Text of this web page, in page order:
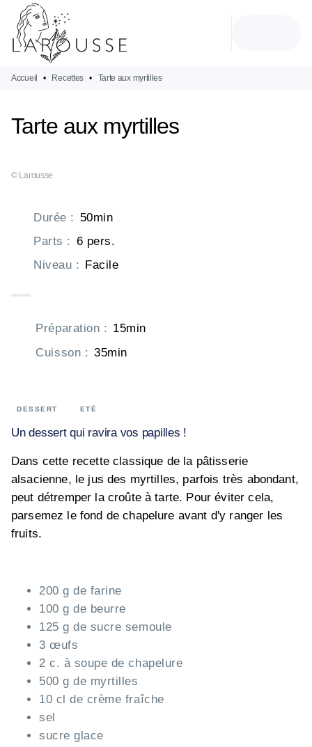
MENU
PIED DE PAGE
Accueil • Recettes • Tarte aux myrtilles
Tarte aux myrtilles
© Larousse
Durée : 50min
Parts : 6 pers.
Niveau : Facile
Préparation : 15min
Cuisson : 35min
DESSERT ETÉ
Un dessert qui ravira vos papilles !
Dans cette recette classique de la pâtisserie
alsacienne, le jus des myrtilles, parfois très abondant,
peut détremper la croûte à tarte. Pour éviter cela,
parsemez le fond de chapelure avant d'y ranger les
fruits.
200 g de farine
100 g de beurre
125 g de sucre semoule
3 œufs
2 c. à soupe de chapelure
500 g de myrtilles
10 cl de crème fraîche
sel
sucre glace